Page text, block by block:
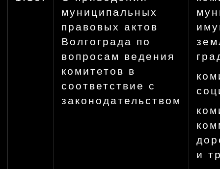
муниципальных
правовых актов
Волгограда по
вопросам ведения
комитетов в
соответствие с
законодательством
и